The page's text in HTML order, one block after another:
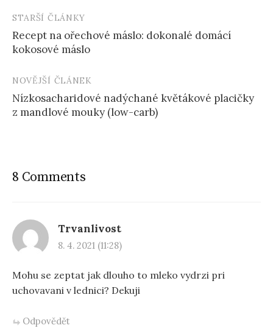
Post
navigation
STARŠÍ ČLÁNKY
Recept na ořechové máslo: dokonalé domácí
kokosové máslo
NOVĚJŠÍ ČLÁNEK
Nízkosacharidové nadýchané květákové placičky
z mandlové mouky (low-carb)
8 Comments
Trvanlivost
8. 4. 2021 (11:28)
Mohu se zeptat jak dlouho to mleko vydrzi pri
uchovavani v lednici? Dekuji
Odpovědět